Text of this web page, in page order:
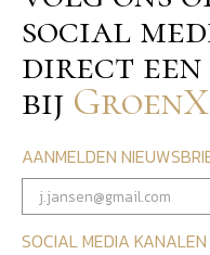
social
direct
bij
AANMELDEN
SOCIAL MEDIA KANALEN